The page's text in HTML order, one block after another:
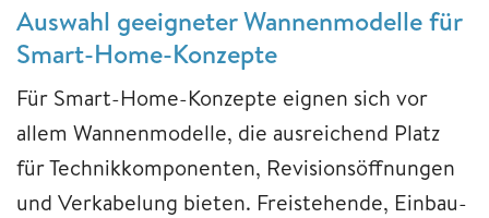
Auswahl geeigneter Wannenmodelle für
Smart-Home-Konzepte
Für Smart-Home-Konzepte eignen sich vor
allem Wannenmodelle, die ausreichend Platz
für Technikkomponenten, Revisionsöffnungen
und Verkabelung bieten. Freistehende, Einbau-